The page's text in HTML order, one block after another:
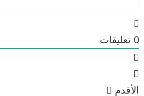
0 تعليقات
الأقدم